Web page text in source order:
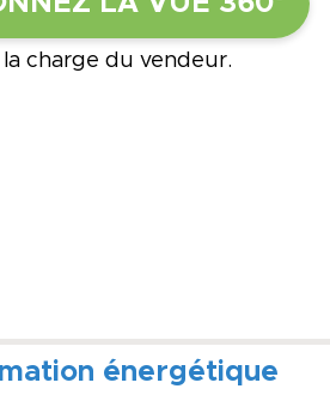
la charge du vendeur.
énergétique